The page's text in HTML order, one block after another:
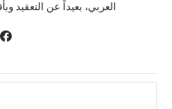
العربي، بعيداً عن التعقيد